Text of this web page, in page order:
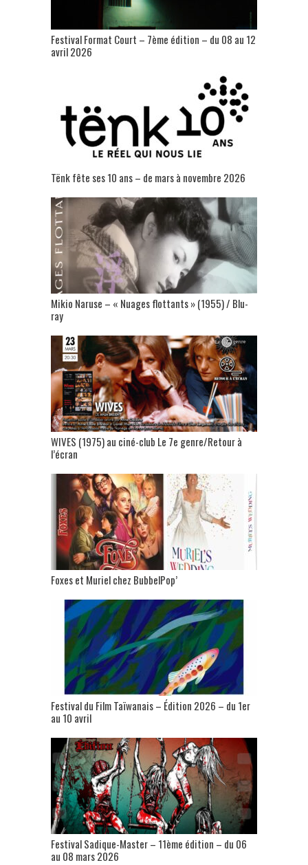
Festival Format Court – 7ème édition – du 08 au 12
avril 2026
Tënk fête ses 10 ans – de mars à novembre 2026
Mikio Naruse – « Nuages flottants » (1955) / Blu-
ray
WIVES (1975) au ciné-club Le 7e genre/Retour à
l’écran
Foxes et Muriel chez BubbelPop’
Festival du Film Taïwanais – Édition 2026 – du 1er
au 10 avril
Festival Sadique-Master – 11ème édition – du 06
au 08 mars 2026